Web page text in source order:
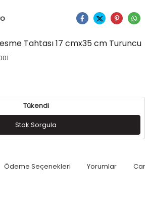
Ürünü Paylaş
Tahtası 17 cmx35 cm Turuncu
Tükendi
Stok Sorgula
Ödeme Seçenekleri Yorumlar